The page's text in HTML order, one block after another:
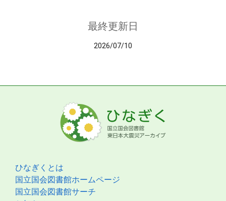
最終更新日
2026/07/10
ひなぎくとは
国立国会図書館ホームページ
国立国会図書館サーチ